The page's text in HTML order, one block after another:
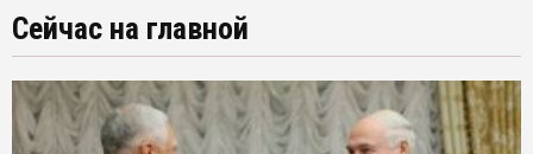
Сейчас на главной